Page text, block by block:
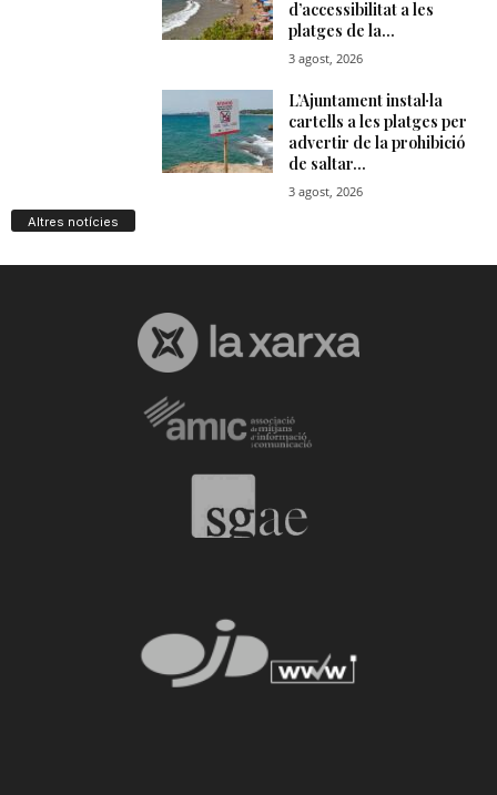
Altres notícies